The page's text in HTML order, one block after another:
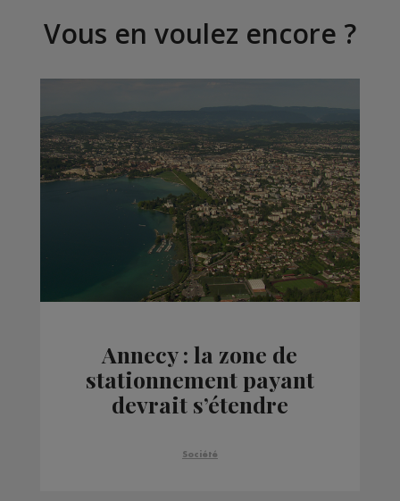
Vous en voulez encore ?
Annecy : la zone de
stationnement payant
devrait s’étendre
Société